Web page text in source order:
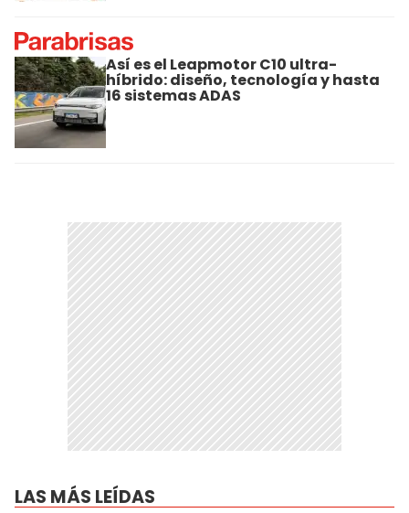
Así es el Leapmotor C10 ultra-
híbrido: diseño, tecnología y hasta
16 sistemas ADAS
LAS MÁS LEÍDAS